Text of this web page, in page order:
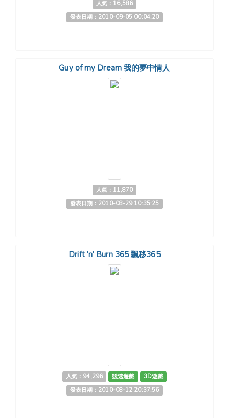
人氣：16,586
發表日期：2010-09-05 00:04:20
Guy of my Dream 我的夢中情人
人氣：11,870
發表日期：2010-08-29 10:35:25
Drift 'n' Burn 365 飄移365
人氣：94,296 競速遊戲
3D遊戲
發表日期：2010-08-12 20:37:56